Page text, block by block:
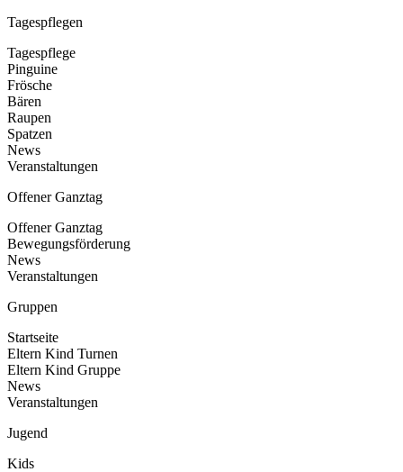
Tagespflegen
Tagespflege
Pinguine
Frösche
Bären
Raupen
Spatzen
News
Veranstaltungen
Offener Ganztag
Offener Ganztag
Bewegungsförderung
News
Veranstaltungen
Gruppen
Startseite
Eltern Kind Turnen
Eltern Kind Gruppe
News
Veranstaltungen
Jugend
Kids